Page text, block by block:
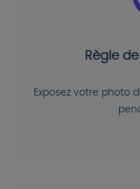
Règle
Exposez votre photo